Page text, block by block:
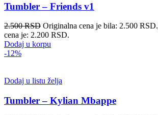
Tumbler – Friends v1
2.500RSD Originalna cena je bila: 2.500 RSD.
cena je: 2.200 RSD.
Dodaj u korpu
-12%
Dodaj u listu želja
Tumbler – Kylian Mbappe